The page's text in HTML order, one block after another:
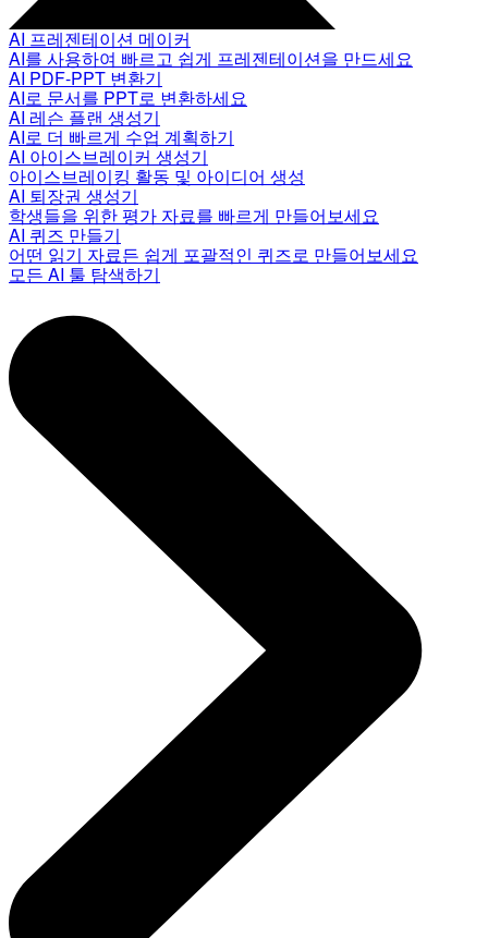
AI 프레젠테이션 메이커
AI를 사용하여 빠르고 쉽게 프레젠테이션을 만드세요
AI PDF-PPT 변환기
AI로 문서를 PPT로 변환하세요
AI 레슨 플랜 생성기
AI로 더 빠르게 수업 계획하기
AI 아이스브레이커 생성기
아이스브레이킹 활동 및 아이디어 생성
AI 퇴장권 생성기
학생들을 위한 평가 자료를 빠르게 만들어보세요
AI 퀴즈 만들기
어떤 읽기 자료든 쉽게 포괄적인 퀴즈로 만들어보세요
모든 AI 툴 탐색하기